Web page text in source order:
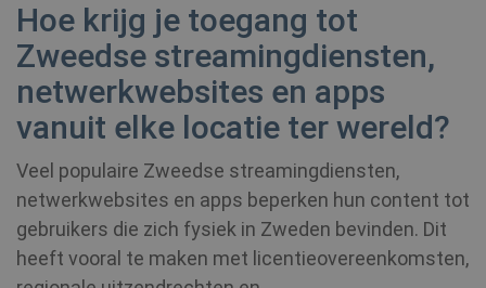
Hoe krijg je toegang tot
Zweedse streamingdiensten,
netwerkwebsites en apps
vanuit elke locatie ter wereld?
Veel populaire Zweedse streamingdiensten,
netwerkwebsites en apps beperken hun content tot
gebruikers die zich fysiek in Zweden bevinden. Dit
heeft vooral te maken met licentieovereenkomsten,